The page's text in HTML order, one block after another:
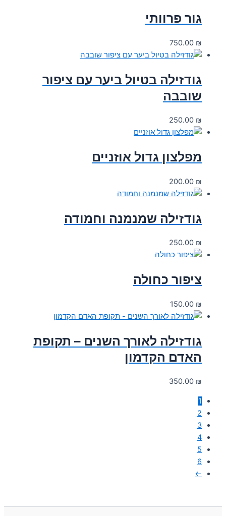
גור פרוותי
750.00 ₪
גודזילה בטיול ביער עם ציפור
שובבה
250.00 ₪
מפלצון גדול אוזניים
200.00 ₪
גודזילה שמנמנה וחמודה
250.00 ₪
ציפור כחולה
150.00 ₪
גודזילה לאורך השנים – תקופת
האדם הקדמון
350.00 ₪
1
2
3
4
5
6
←